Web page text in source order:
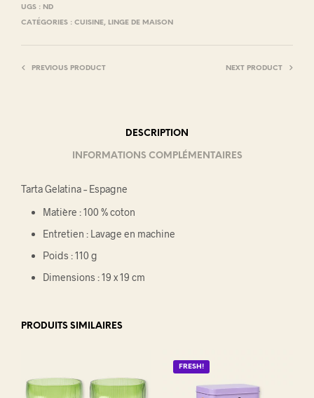
UGS : ND
CATÉGORIES : CUISINE, LINGE DE MAISON
PREVIOUS PRODUCT NEXT PRODUCT
DESCRIPTION
INFORMATIONS COMPLÉMENTAIRES
Tarta Gelatina – Espagne
Matière : 100 % coton
Entretien : Lavage en machine
Poids : 110 g
Dimensions : 19 x 19 cm
PRODUITS SIMILAIRES
FRESH!